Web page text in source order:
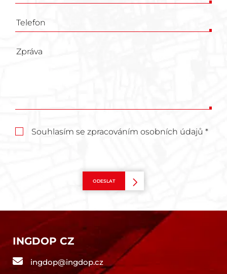
Souhlasím se zpracováním osobních údajů *
ODESLAT
INGDOP CZ
ingdop@ingdop.cz